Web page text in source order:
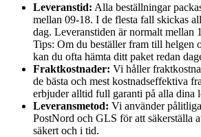
Leveranstid: Alla beställningar
mellan 09-18. I de flesta fall skickas
dag. Leveranstiden är normalt mellan
Tips: Om du beställer fram till helgen
kan du ofta hämta ditt paket redan
Fraktkostnader: Vi håller
de bästa och mest kostnadseffektiva
erbjuder alltid full garanti på alla dina
Leveransmetod: Vi använder
PostNord och GLS för att säkerställa
säkert och i tid.